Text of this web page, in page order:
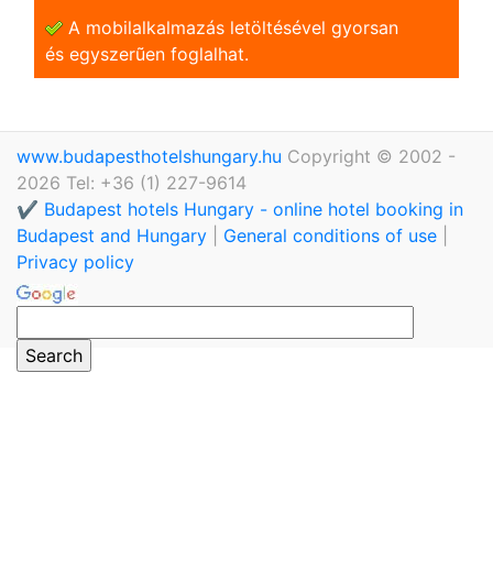
A mobilalkalmazás letöltésével gyorsan
és egyszerũen foglalhat.
www.budapesthotelshungary.hu Copyright © 2002 -
2026 Tel: +36 (1) 227-9614
✔️ Budapest hotels Hungary - online hotel booking in
Budapest and Hungary
General conditions of use
Privacy policy